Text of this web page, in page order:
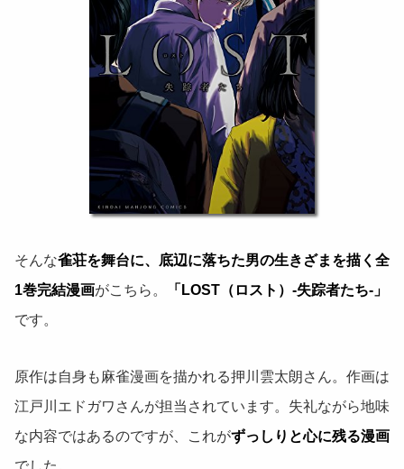
そんな雀荘を舞台に、底辺に落ちた男の生きざまを描く全
1巻完結漫画がこちら。
「LOST（ロスト）-失踪者たち-」
です。
原作は自身も麻雀漫画を描かれる押川雲太朗さん。作画は
江戸川エドガワさんが担当されています。失礼ながら地味
な内容ではあるのですが、これがずっしりと心に残る漫画
でした。